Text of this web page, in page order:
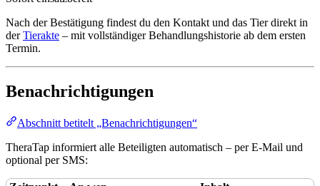
Nach der Bestätigung findest du den Kontakt und das Tier direkt in
derTierakte – mit vollständiger Behandlungshistorie ab dem ersten
Termin.
Benachrichtigungen
Abschnitt betitelt „Benachrichtigungen“
TheraTap informiert alle Beteiligten automatisch – per E-Mail und
optional per SMS: